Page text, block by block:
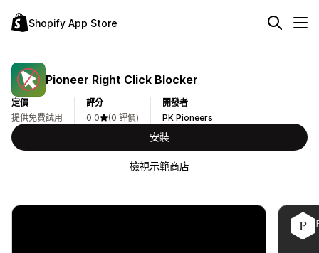
Shopify App Store
Pioneer Right Click Blocker
定價
提供免費試用
評分
0.0
(0 評價)
開發者
PK Pioneers
安裝
檢視示範商店